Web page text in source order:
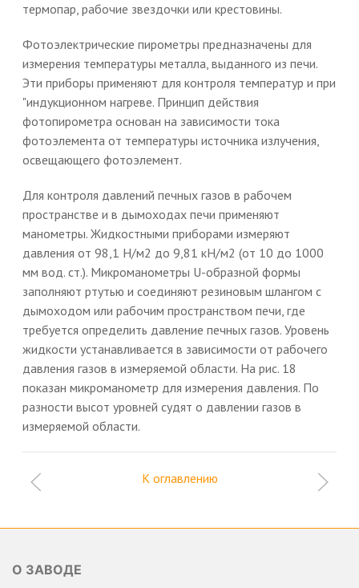
термопар, рабочие звездочки или крестовины.
Фотоэлектрические пирометры предназначены для
измерения температуры металла, выданного из печи.
Эти приборы применяют для контроля температур и при
"индукционном нагреве. Принцип действия
фотопирометра основан на зависимости тока
фотоэлемента от температуры источника излучения,
освещающего фотоэлемент.
Для контроля давлений печных газов в рабочем
пространстве и в дымоходах печи применяют
манометры. Жидкостными приборами измеряют
давления от 98,1 Н/м2 до 9,81 кН/м2 (от 10 до 1000
мм вод. ст.). Микроманометры U-образной формы
заполняют ртутью и соединяют резиновым шлангом с
дымоходом или рабочим пространством печи, где
требуется определить давление печных газов. Уровень
жидкости устанавливается в зависимости от рабочего
давления газов в измеряемой области. На рис. 18
показан микроманометр для измерения давления. По
разности высот уровней судят о давлении газов в
измеряемой области.
К оглавлению
О ЗАВОДЕ